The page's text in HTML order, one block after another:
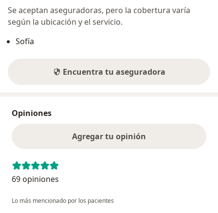
Se aceptan aseguradoras, pero la cobertura varía
según la ubicación y el servicio.
Sofía
Encuentra tu aseguradora
Opiniones
Agregar tu opinión
69 opiniones
Lo más mencionado por los pacientes